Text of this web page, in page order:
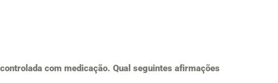
com medicação. Qual seguintes afirmações